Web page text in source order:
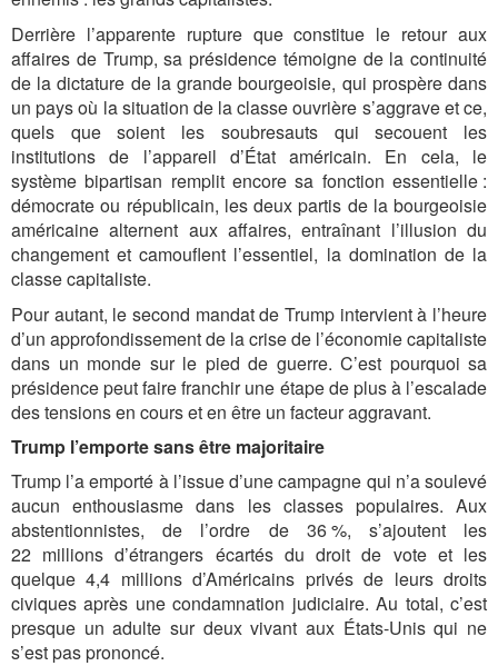
Derrière l’apparente rupture que constitue le retour aux
affaires de Trump, sa présidence témoigne de la continuité
de la dictature de la grande bourgeoisie, qui prospère dans
un pays où la situation de la classe ouvrière s’aggrave et ce,
quels que soient les soubresauts qui secouent les
institutions de l’appareil d’État américain. En cela, le
système bipartisan remplit encore sa fonction essentielle :
démocrate ou républicain, les deux partis de la bourgeoisie
américaine alternent aux affaires, entraînant l’illusion du
changement et camouflent l’essentiel, la domination de la
classe capitaliste.
Pour autant, le second mandat de Trump intervient à l’heure
d’un approfondissement de la crise de l’économie capitaliste
dans un monde sur le pied de guerre. C’est pourquoi sa
présidence peut faire franchir une étape de plus à l’escalade
des tensions en cours et en être un facteur aggravant.
Trump l’emporte sans être majoritaire
Trump l’a emporté à l’issue d’une campagne qui n’a soulevé
aucun enthousiasme dans les classes populaires. Aux
abstentionnistes, de l’ordre de 36 %, s’ajoutent les
22 millions d’étrangers écartés du droit de vote et les
quelque 4,4 millions d’Américains privés de leurs droits
civiques après une condamnation judiciaire. Au total, c’est
presque un adulte sur deux vivant aux États-Unis qui ne
s’est pas prononcé.